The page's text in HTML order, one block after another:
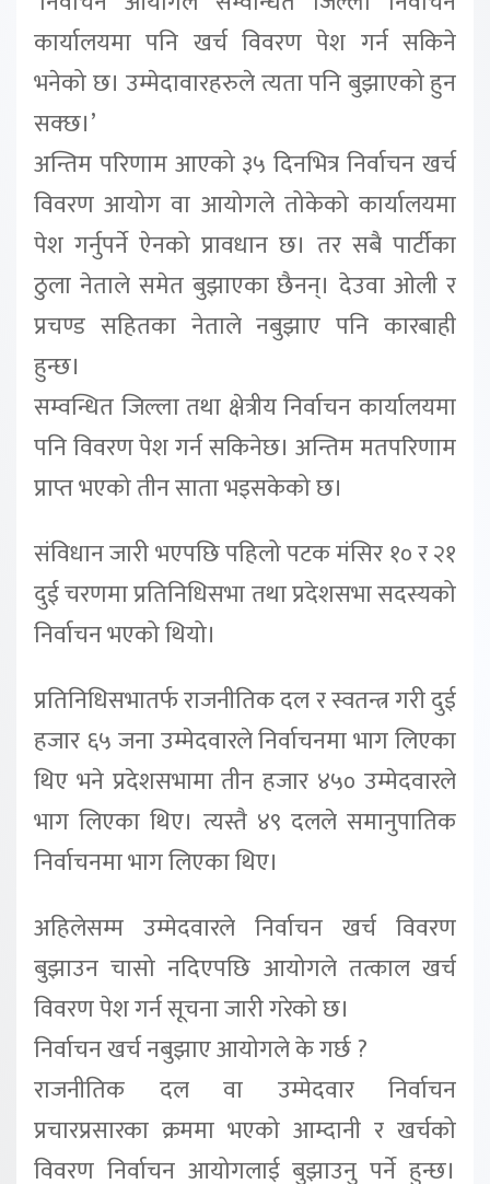
कार्यालयमा पनि खर्च विवरण पेश गर्न सकिने
भनेको छ। उम्मेदावारहरुले त्यता पनि बुझाएको हुन
सक्छ।’
अन्तिम परिणाम आएको ३५ दिनभित्र निर्वाचन खर्च
विवरण आयोग वा आयोगले तोकेको कार्यालयमा
पेश गर्नुपर्ने ऐनको प्रावधान छ। तर सबै पार्टीका
ठुला नेताले समेत बुझाएका छैनन्। देउवा ओली र
प्रचण्ड सहितका नेताले नबुझाए पनि कारबाही
हुन्छ।
सम्वन्धित जिल्ला तथा क्षेत्रीय निर्वाचन कार्यालयमा
पनि विवरण पेश गर्न सकिनेछ। अन्तिम मतपरिणाम
प्राप्त भएको तीन साता भइसकेको छ।
संविधान जारी भएपछि पहिलो पटक मंसिर १० र २१
दुई चरणमा प्रतिनिधिसभा तथा प्रदेशसभा सदस्यको
निर्वाचन भएको थियो।
प्रतिनिधिसभातर्फ राजनीतिक दल र स्वतन्त्र गरी दुई
हजार ६५ जना उम्मेदवारले निर्वाचनमा भाग लिएका
थिए भने प्रदेशसभामा तीन हजार ४५० उम्मेदवारले
भाग लिएका थिए। त्यस्तै ४९ दलले समानुपातिक
निर्वाचनमा भाग लिएका थिए।
अहिलेसम्म उम्मेदवारले निर्वाचन खर्च विवरण
बुझाउन चासो नदिएपछि आयोगले तत्काल खर्च
विवरण पेश गर्न सूचना जारी गरेको छ।
निर्वाचन खर्च नबुझाए आयोगले के गर्छ ?
राजनीतिक दल वा उम्मेदवार निर्वाचन
प्रचारप्रसारका क्रममा भएको आम्दानी र खर्चको
विवरण निर्वाचन आयोगलाई बुझाउनु पर्ने हुन्छ।